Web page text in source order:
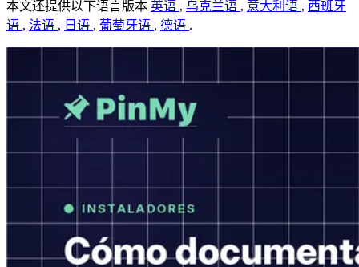
本文还提供以下语言版本 英语 , 乌克兰语 , 意大利语 , 西班牙
语 , 法语 , 日语 , 葡萄牙语 , 德语 .